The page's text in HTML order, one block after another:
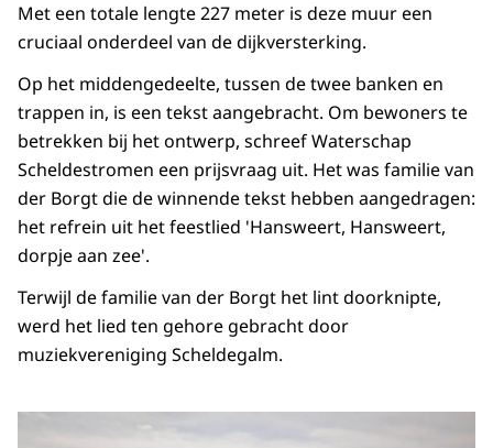
Met een totale lengte 227 meter is deze muur een
cruciaal onderdeel van de dijkversterking.
Op het middengedeelte, tussen de twee banken en
trappen in, is een tekst aangebracht. Om bewoners te
betrekken bij het ontwerp, schreef Waterschap
Scheldestromen een prijsvraag uit. Het was familie van
der Borgt die de winnende tekst hebben aangedragen:
het refrein uit het feestlied 'Hansweert, Hansweert,
dorpje aan zee'.
Terwijl de familie van der Borgt het lint doorknipte,
werd het lied ten gehore gebracht door
muziekvereniging Scheldegalm.